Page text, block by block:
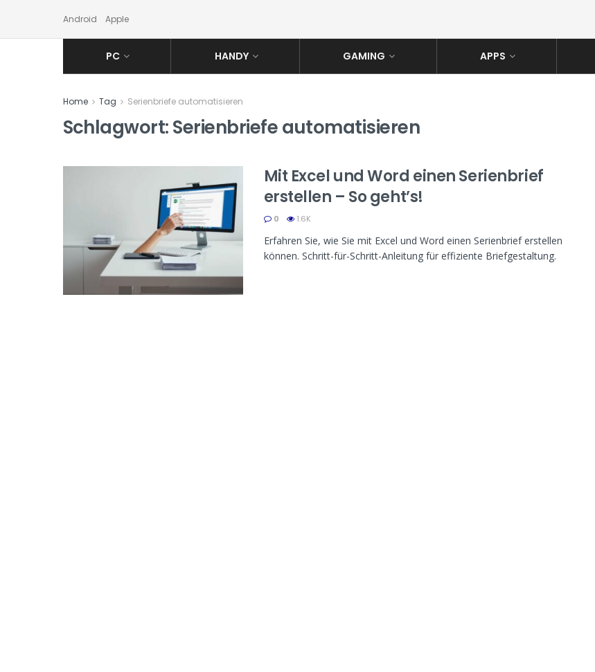
Android Apple
PC HANDY GAMING APPS
Home Tag Serienbriefe automatisieren
Schlagwort:Serienbriefe automatisieren
Mit Excel und Word einen Serienbrief
erstellen – So geht’s!
0 1.6K
Erfahren Sie, wie Sie mit Excel und Word einen Serienbrief erstellen
können. Schritt-für-Schritt-Anleitung für effiziente Briefgestaltung.